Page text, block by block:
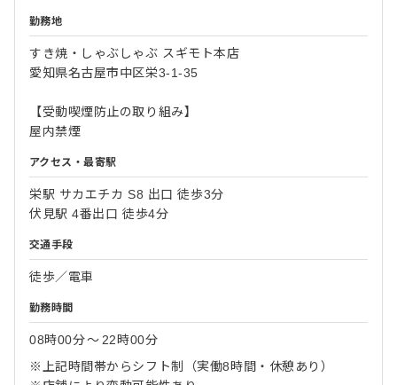
勤務地
すき焼・しゃぶしゃぶ スギモト本店
愛知県名古屋市中区栄3-1-35
【受動喫煙防止の取り組み】
屋内禁煙
アクセス・最寄駅
栄駅 サカエチカ S8 出口 徒歩3分
伏見駅 4番出口 徒歩4分
交通手段
徒歩／電車
勤務時間
08時00分〜 22時00分
※上記時間帯からシフト制（実働8時間・休憩あり）